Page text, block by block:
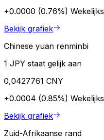
+0.0000 (0.76%) Wekelijks
Bekijk grafiek
Chinese yuan renminbi
1 JPY staat gelijk aan
0,0427761 CNY
+0.0004 (0.85%) Wekelijks
Bekijk grafiek
Zuid-Afrikaanse rand